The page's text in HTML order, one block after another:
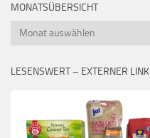
MONATSÜBERSICHT
Monatsübersicht
LESENSWERT – EXTERNER LINK